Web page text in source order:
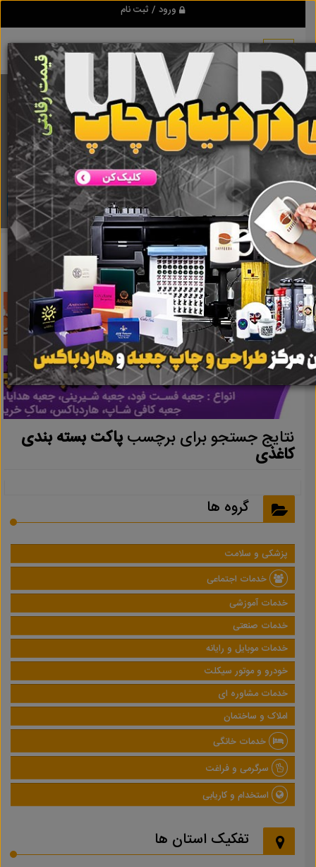
ورود / ثبت نام
برنامه اندروید تبلیغ شو
مرجع نیازمندیها و تبلیغات اینترنتی
دانلود
تبلیغ شو پاکت بسته بندی کاغذی نتایج جستجو برای برچسب
پاکت بسته
بندی کاغذی
نتایج جستجو برای برچسبپاکت بسته بندی
کاغذی
گروه ها
پزشکی و سلامت
خدمات اجتماعی
خدمات آموزشی
خدمات صنعتی
خدمات موبایل و رایانه
خودرو و موتور سیکلت
خدمات مشاوره ای
املاک و ساختمان
خدمات خانگی
سرگرمی و فراغت
استخدام و کاریابی
تفکیک استان ها